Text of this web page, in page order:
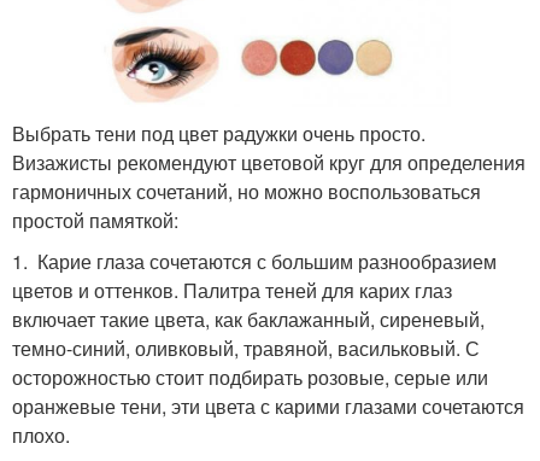
Выбрать тени под цвет радужки очень просто.
Визажисты рекомендуют цветовой круг для определения
гармоничных сочетаний, но можно воспользоваться
простой памяткой:
1. Карие глаза сочетаются с большим разнообразием
цветов и оттенков. Палитра теней для карих глаз
включает такие цвета, как баклажанный, сиреневый,
темно-синий, оливковый, травяной, васильковый. С
осторожностью стоит подбирать розовые, серые или
оранжевые тени, эти цвета с карими глазами сочетаются
плохо.